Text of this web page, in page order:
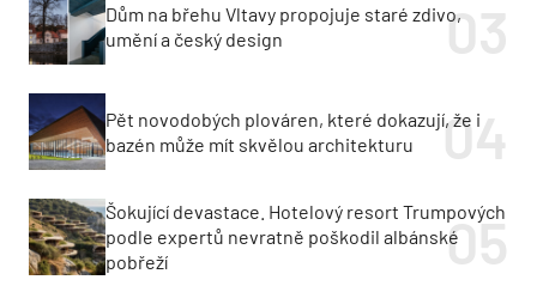
Dům na břehu Vltavy propojuje staré zdivo,
umění a český design
Pět novodobých plováren, které dokazují, že i
bazén může mít skvělou architekturu
Šokující devastace. Hotelový resort Trumpových
podle expertů nevratně poškodil albánské
pobřeží